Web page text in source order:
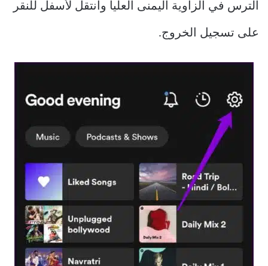
الترس في الزاوية اليمنى العليا وانتقل لأسفل للنقر
على تسجيل الخروج.